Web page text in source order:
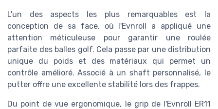
L'un des aspects les plus remarquables est la
conception de sa face, où l'Evnroll a appliqué une
attention méticuleuse pour garantir une roulée
parfaite des balles golf. Cela passe par une distribution
unique du poids et des matériaux qui permet un
contrôle amélioré. Associé à un shaft personnalisé, le
putter offre une excellente stabilité lors des frappes.
Du point de vue ergonomique, le grip de l'Evnroll ER11